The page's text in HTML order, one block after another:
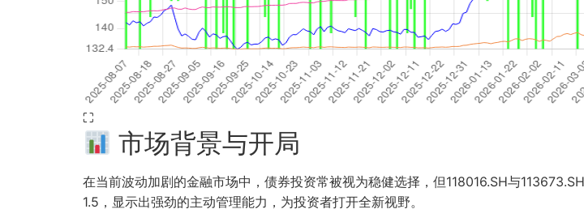
⛶
市场背景与开局
在当前波动加剧的金融市场中，债券投资常被视为稳健选择，但118016.SH与
1.5，显示出强劲的主动管理能力，为投资者打开全新视野。